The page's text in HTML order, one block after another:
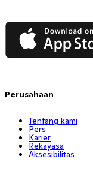
App Store
Perusahaan
Tentang kami
Pers
Karier
Rekayasa
Aksesibilitas